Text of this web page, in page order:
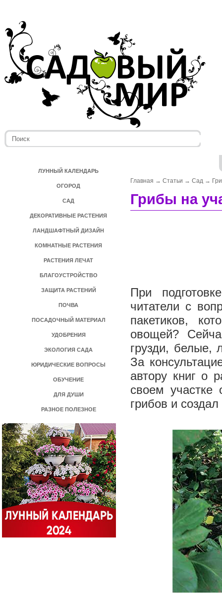
ЛУННЫЙ КАЛЕНДАРЬ
ОГОРОД
САД
ДЕКОРАТИВНЫЕ РАСТЕНИЯ
ЛАНДШАФТНЫЙ ДИЗАЙН
КОМНАТНЫЕ РАСТЕНИЯ
РАСТЕНИЯ ЛЕЧАТ
БЛАГОУСТРОЙСТВО
ЗАЩИТА РАСТЕНИЙ
ПОЧВА
ПОСАДОЧНЫЙ МАТЕРИАЛ
УДОБРЕНИЯ
ЭКОЛОГИЯ САДА
ЮРИДИЧЕСКИЕ ВОПРОСЫ
ОБУЧЕНИЕ
ДЛЯ ДУШИ
РАЗНОЕ ПОЛЕЗНОЕ
Главная → Статьи → Сад →
Грибы на
При
читатели с
пакетиков,
овощей?
грузди, белые,
За
автору книг о
своем участке
грибов и